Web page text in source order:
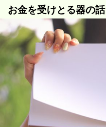
お金を受けとる器の話